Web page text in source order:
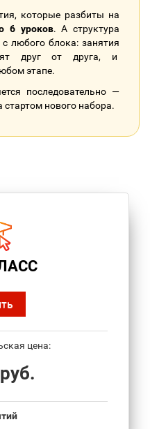
которые разбиты на
6 уроков. А структура
любого блока: занятия
друг от друга, и
этапе.
последовательно —
стартом нового набора.
цена: